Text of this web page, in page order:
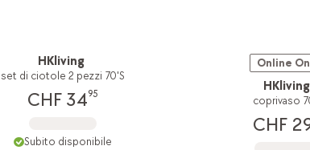
HKliving
set di ciotole 2 pezzi 70'S
CHF 3495
Subito disponibile
Online
HKliving
coprivaso
CHF